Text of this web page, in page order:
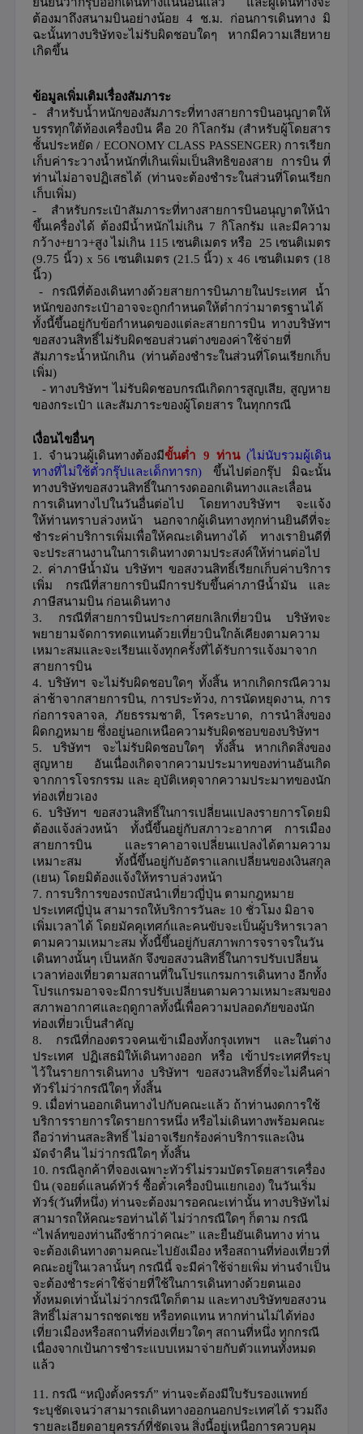
ต้องมาถึงสนามบินอย่างน้อย 4 ช.ม. ก่อนการเดินทาง มิ
ฉะนั้นทางบริษัทจะไม่รับผิดชอบใดๆ หากมีความเสียหาย
เกิดขึ้น
ข้อมูลเพิ่มเติมเรื่องสัมภาระ
- สำหรับน้ำหนักของสัมภาระที่ทางสายการบินอนุญาตให้
บรรทุกใต้ท้องเครื่องบิน คือ 20 กิโลกรัม (สำหรับผู้โดยสาร
ชั้นประหยัด/ ECONOMY CLASS PASSENGER) การเรียก
เก็บค่าระวางน้ำหนักที่เกินเพิ่มเป็นสิทธิของสาย การบิน ที่
ท่านไม่อาจปฏิเสธได้ (ท่านจะต้องชำระในส่วนที่โดนเรียก
เก็บเพิ่ม)
- สำหรับกระเป๋าสัมภาระที่ทางสายการบินอนุญาตให้นำ
ขึ้นเครื่องได้ ต้องมีน้ำหนักไม่เกิน 7 กิโลกรัม และมีความ
กว้าง+ยาว+สูง ไม่เกิน 115 เซนติเมตร หรือ 25 เซนติเมตร
(9.75 นิ้ว) x 56 เซนติเมตร (21.5 นิ้ว)x 46 เซนติเมตร(18
นิ้ว)
- กรณีที่ต้องเดินทางด้วยสายการบินภายในประเทศ น้ำ
หนักของกระเป๋าอาจจะถูกกำหนดให้ต่ำกว่ามาตรฐานได้
ทั้งนี้ขึ้นอยู่กับข้อกำหนดของแต่ละสายการบิน ทางบริษัทฯ
ขอสงวนสิทธิ์ไม่รับผิดชอบส่วนต่างของค่าใช้จ่ายที่
สัมภาระน้ำหนักเกิน (ท่านต้องชำระในส่วนที่โดนเรียกเก็บ
เพิ่ม)
- ทางบริษัทฯ ไม่รับผิดชอบกรณีเกิดการสูญเสีย, สูญหาย
ของกระเป๋า และสัมภาระของผู้โดยสาร ในทุกกรณี
เงื่อนไขอื่นๆ
1. จำนวนผู้เดินทางต้องมีขั้นต่ำ 9 ท่าน (ไม่นับรวมผู้เดิน
ทางที่ไม่ใช้ตั๋วกรุ๊ปและเด็กทารก)
ขึ้นไปต่อกรุ๊ป มิฉะนั้น
ทางบริษัทขอสงวนสิทธิ์ในการงดออกเดินทางและเลื่อน
การเดินทางไปในวันอื่นต่อไป โดยทางบริษัทฯ จะแจ้ง
ให้ท่านทราบล่วงหน้า นอกจากผู้เดินทางทุกท่านยินดีที่จะ
ชำระค่าบริการเพิ่มเพื่อให้คณะเดินทางได้ ทางเรายินดีที่
จะประสานงานในการเดินทางตามประสงค์ให้ท่านต่อไป
2. ค่าภาษีน้ำมัน บริษัทฯ ขอสงวนสิทธิ์เรียกเก็บค่าบริการ
เพิ่ม กรณีที่สายการบินมีการปรับขึ้นค่าภาษีน้ำมัน และ
ภาษีสนามบิน ก่อนเดินทาง
3. กรณีที่สายการบินประกาศยกเลิกเที่ยวบิน บริษัทจะ
พยายามจัดการทดแทนด้วยเที่ยวบินใกล้เคียงตามความ
เหมาะสมและจะเรียนแจ้งทุกครั้งที่ได้รับการแจ้งมาจาก
สายการบิน
4. บริษัทฯ จะไม่รับผิดชอบใดๆ ทั้งสิ้น หากเกิดกรณีความ
ล่าช้าจากสายการบิน, การประท้วง, การนัดหยุดงาน, การ
ก่อการจลาจล, ภัยธรรมชาติ,โรคระบาด, การนำสิ่งของ
ผิดกฎหมาย ซึ่งอยู่นอกเหนือความรับผิดชอบของบริษัทฯ
5.บริษัทฯ จะไม่รับผิดชอบใดๆ ทั้งสิ้น หากเกิดสิ่งของ
สูญหาย อันเนื่องเกิดจากความประมาทของท่านอันเกิด
จากการโจรกรรม และ อุบัติเหตุจากความประมาทของนัก
ท่องเที่ยวเอง
6. บริษัทฯ ขอสงวนสิทธิ์ในการเปลี่ยนแปลงรายการโดยมิ
ต้องแจ้งล่วงหน้า ทั้งนี้ขึ้นอยู่กับสภาวะอากาศ การเมือง
สายการบิน และราคาอาจเปลี่ยนแปลงได้ตามความ
เหมาะสม ทั้งนี้ขึ้นอยู่กับอัตราแลกเปลี่ยนของเงินสกุล
(เยน) โดยมิต้องแจ้งให้ทราบล่วงหน้า
7. การบริการของรถบัสนำเที่ยวญี่ปุ่น ตามกฎหมาย
ประเทศญี่ปุ่น สามารถให้บริการวันละ 10 ชั่วโมง มิอาจ
เพิ่มเวลาได้ โดยมัคคุเทศก์และคนขับจะเป็นผู้บริหารเวลา
ตามความเหมาะสม ทั้งนี้ขึ้นอยู่กับสภาพการจราจรในวัน
เดินทางนั้นๆ เป็นหลัก จึงขอสงวนสิทธิ์ในการปรับเปลี่ยน
เวลาท่องเที่ยวตามสถานที่ในโปรแกรมการเดินทาง อีกทั้ง
โปรแกรมอาจจะมีการปรับเปลี่ยนตามความเหมาะสมของ
สภาพอากาศและฤดูกาลทั้งนี้เพื่อความปลอดภัยของนัก
ท่องเที่ยวเป็นสำคัญ
8.
กรณีที่กองตรวจคนเข้าเมืองทั้งกรุงเทพฯ และในต่าง
ประเทศ ปฏิเสธมิให้เดินทางออก หรือ เข้าประเทศที่ระบุ
ไว้ในรายการเดินทาง บริษัทฯ ขอสงวนสิทธิ์ที่จะไม่คืนค่า
ทัวร์ไม่ว่ากรณีใดๆ ทั้งสิ้น
9. เมื่อท่านออกเดินทางไปกับคณะแล้ว ถ้าท่านงดการใช้
บริการรายการใดรายการหนึ่ง หรือไม่เดินทางพร้อมคณะ
ถือว่าท่านสละสิทธิ์ ไม่อาจเรียกร้องค่าบริการและเงิน
มัดจำคืน ไม่ว่ากรณีใดๆ ทั้งสิ้น
10. กรณีลูกค้าที่จองเฉพาะทัวร์ไม่รวมบัตรโดยสารเครื่อง
บิน (จอยด์แลนด์ทัวร์ ซื้อตั๋วเครื่องบินแยกเอง) ในวันเริ่ม
ทัวร์(วันที่หนึ่ง) ท่านจะต้องมารอคณะเท่านั้น ทางบริษัทไม่
สามารถให้คณะรอท่านได้ ไม่ว่ากรณีใดๆ ก็ตาม กรณี
“ไฟล์ทของท่านถึงช้ากว่าคณะ” และยืนยันเดินทาง ท่าน
จะต้องเดินทางตามคณะไปยังเมือง หรือสถานที่ท่องเที่ยวที่
คณะอยู่ในเวลานั้นๆ กรณีนี้ จะมีค่าใช้จ่ายเพิ่ม ท่านจำเป็น
จะต้องชำระค่าใช้จ่ายที่ใช้ในการเดินทางด้วยตนเอง
ทั้งหมดเท่านั้นไม่ว่ากรณีใดก็ตาม และทางบริษัทขอสงวน
สิทธิ์ไม่สามารถชดเชย หรือทดแทน หากท่านไม่ได้ท่อง
เที่ยวเมืองหรือสถานที่ท่องเที่ยวใดๆ สถานที่หนึ่ง ทุกกรณี
เนื่องจากเป้นการชำระแบบเหมาจ่ายกับตัวแทนทั้งหมด
แล้ว
11. กรณี “หญิงตั้งครรภ์” ท่านจะต้องมีใบรับรองแพทย์
ระบุชัดเจนว่าสามารถเดินทางออกนอกประเทศได้ รวมถึง
รายละเอียดอายุครรภ์ที่ชัดเจน สิ่งนี้อยู่เหนือการควบคุม